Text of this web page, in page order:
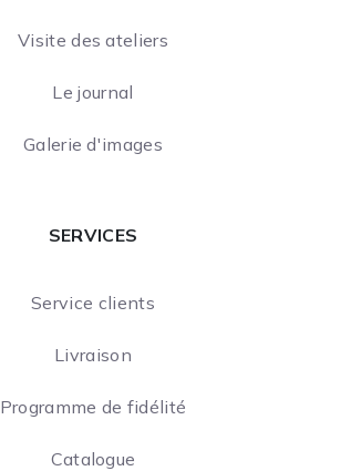
Visite des ateliers
Le journal
Galerie d'images
SERVICES
Service clients
Livraison
Programme de fidélité
Catalogue